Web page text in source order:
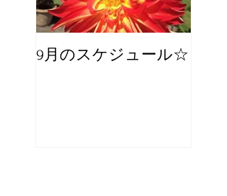
9月のスケジュール☆